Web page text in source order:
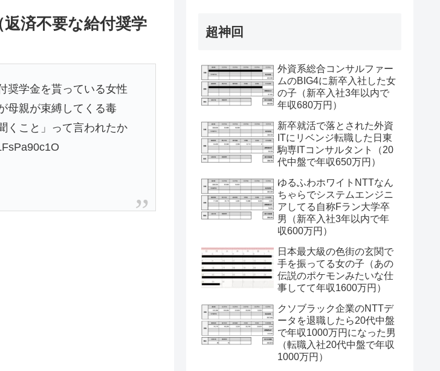
済不要な給付奨学
奨学金を貰っている女性
母親が束縛してくる毒
くこと」って言われたか
超神回
外資系総合コンサルファー
ムのBIG4に新卒入社した女
の子（新卒入社3年以内で
年収680万円）
新卒就活で落とされた外資
ITにリベンジ転職した日東
駒専ITコンサルタント（20
代中盤で年収650万円）
ゆるふわホワイトNTTなん
ちゃらでシステムエンジニ
アしてる自称Fラン大学卒
男（新卒入社3年以内で年
収600万円）
日本最大級の色街の玄関で
手を振ってる女の子（あの
伝説のポケモンみたいな仕
事してて年収1600万円）
クソブラック企業のNTTデ
ータを退職したら20代中盤
で年収1000万円になった男
（転職入社20代中盤で年収
1000万円）